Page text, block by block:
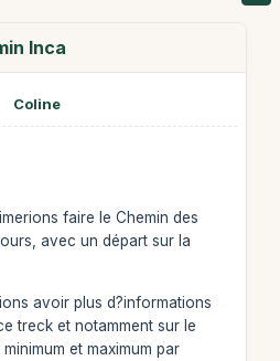
Inca
Coline
faire le Chemin des
avec un départ sur la
avoir plus d?informations
treck et notamment sur le
et maximum par